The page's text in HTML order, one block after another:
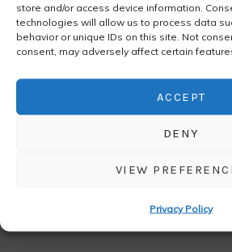
store and/or access device information.
technologies will allow us to process data
behavior or unique IDs on this site. Not
consent, may adversely affect certain
ACCEPT
DENY
VIEW
Privacy Policy
Categories